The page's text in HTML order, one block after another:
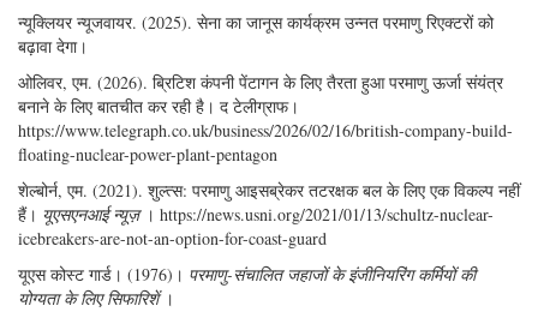
न्यूक्लियर न्यूजवायर. (2025). सेना का जानूस कार्यक्रम उन्नत परमाणु रिएक्टरों को
बढ़ावा देगा।
ओलिवर, एम. (2026). ब्रिटिश कंपनी पेंटागन के लिए तैरता हुआ परमाणु ऊर्जा संयंत्र
बनाने के लिए बातचीत कर रही है। द टेलीग्राफ।
https://www.telegraph.co.uk/business/2026/02/16/british-company-build-
floating-nuclear-power-plant-pentagon
शेल्बोर्न, एम. (2021). शुल्त्स: परमाणु आइसब्रेकर तटरक्षक बल के लिए एक विकल्प नहीं
हैं। यूएसएनआई न्यूज़। https://news.usni.org/2021/01/13/schultz-nuclear-
icebreakers-are-not-an-option-for-coast-guard
यूएस कोस्ट गार्ड। (1976)। परमाणु-संचालित जहाजों के इंजीनियरिंग कर्मियों की
योग्यता के लिए सिफारिशें।